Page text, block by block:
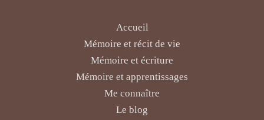
Accueil
Mémoire et récit de vie
Mémoire et écriture
Mémoire et apprentissages
Me connaître
Le blog